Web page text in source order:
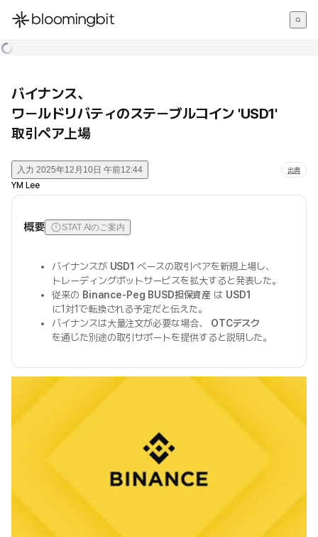
한국어
バイナンス、
ワールドリバティのステーブルコイン 'USD1'
取引ペア上場
入力 2025年12月10日 午前12:44 出典
YM Lee
概要 STAT AIのご案内
バイナンスが USD1 ベースの取引ペアを新規上場し、
トレーディングボットサービスを拡大すると発表した。
従来の Binance-Peg BUSD担保資産 は USD1
に1対1で転換される予定だと伝えた。
バイナンスは大量注文が必要な場合、 OTCデスク
を通じた別途の取引サポートを提供すると説明した。